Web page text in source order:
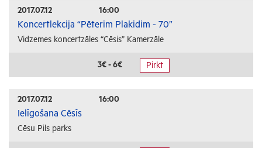
2017.07.12 16:00
Koncertlekcija “Pēterim Plakidim - 70”
Vidzemes koncertzāles “Cēsis” Kamerzāle
3€ - 6€ Pirkt
2017.07.12 16:00
Ielīgošana Cēsīs
Cēsu Pils parks